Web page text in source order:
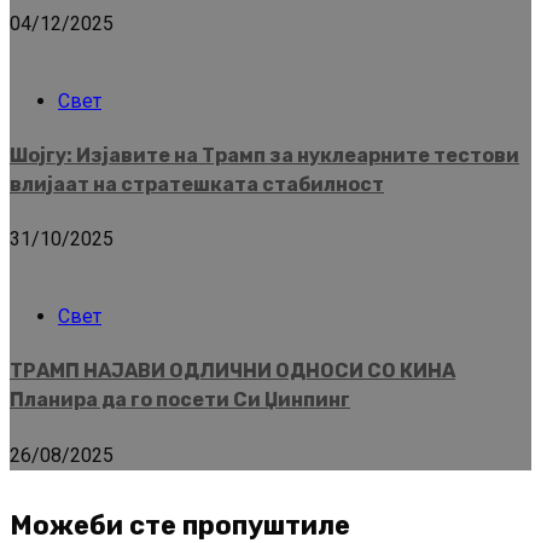
04/12/2025
Свет
Шојгу: Изјавите на Трамп за нуклеарните тестови
влијаат на стратешката стабилност
31/10/2025
Свет
ТРАМП НАЈАВИ ОДЛИЧНИ ОДНОСИ СО КИНА
Планира да го посети Си Џинпинг
26/08/2025
Можеби сте пропуштиле